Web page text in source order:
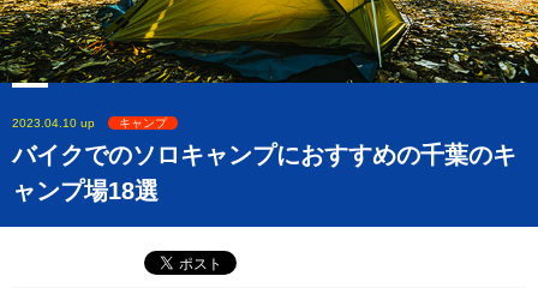
2023.04.10 up キャンプ
バイクでのソロキャンプにおすすめの千葉のキ
ャンプ場18選